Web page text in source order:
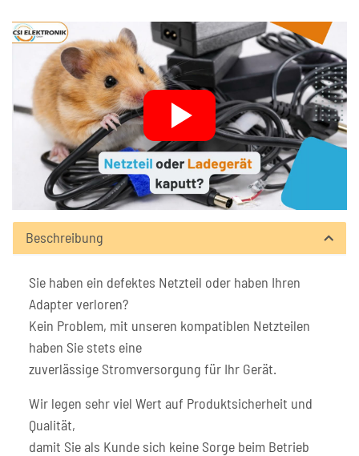
Beschreibung
Sie haben ein defektes Netzteil oder haben Ihren
Adapter verloren?
Kein Problem, mit unseren kompatiblen Netzteilen
haben Sie stets eine
zuverlässige Stromversorgung für Ihr Gerät.
Wir legen sehr viel Wert auf Produktsicherheit und
Qualität,
damit Sie als Kunde sich keine Sorge beim Betrieb